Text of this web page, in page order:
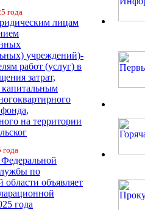
года
лицам
учреждений)-
работ (услуг) в
затрат,
капитальным
на территории
года
по
области объявляет
года